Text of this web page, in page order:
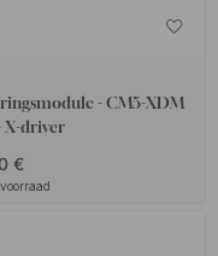
- CM5-XDM
D-M - X-driver
€